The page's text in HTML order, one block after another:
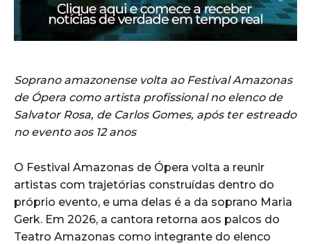
Soprano amazonense volta ao Festival Amazonas
de Ópera como artista profissional no elenco de
Salvator Rosa, de Carlos Gomes, após ter estreado
no evento aos 12 anos
O Festival Amazonas de Ópera volta a reunir
artistas com trajetórias construídas dentro do
próprio evento, e uma delas é a da soprano Maria
Gerk. Em 2026, a cantora retorna aos palcos do
Teatro Amazonas como integrante do elenco